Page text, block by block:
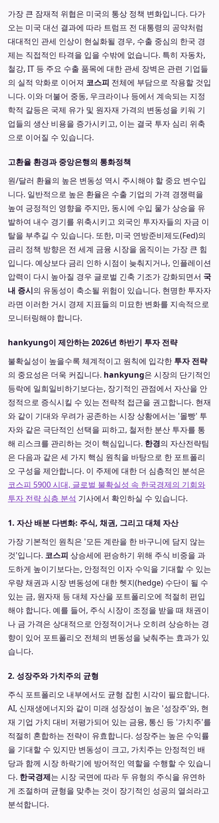
가장 큰 잠재적 위협은 미국의 통상 정책 변화입니다. 다가
오는 미국 대선 결과에 따라 트럼프 전 대통령의 공약처럼
대대적인 관세 인상이 현실화될 경우, 수출 중심의 한국 경
제는 직접적인 타격을 입을 수밖에 없습니다. 특히 자동차,
철강, IT 등 주요 수출 품목에 대한 관세 장벽은 관련 기업들
의 실적 악화로 이어져 코스피 전체에 부담으로 작용할 것입
니다. 이와 더불어 중동, 우크라이나 등에서 계속되는 지정
학적 갈등은 국제 유가 및 원자재 가격의 변동성을 키워 기
업들의 생산 비용을 증가시키고, 이는 결국 투자 심리 위축
으로 이어질 수 있습니다.
고환율 환경과 중앙은행의 통화정책
원/달러 환율의 높은 변동성 역시 주시해야 할 중요 변수입
니다. 일반적으로 높은 환율은 수출 기업의 가격 경쟁력을
높여 긍정적인 영향을 주지만, 동시에 수입 물가 상승을 유
발하여 내수 경기를 위축시키고 외국인 투자자들의 자금 이
탈을 부추길 수 있습니다. 또한, 미국 연방준비제도(Fed)의
금리 정책 방향은 전 세계 금융 시장을 움직이는 가장 큰 힘
입니다. 예상보다 금리 인하 시점이 늦춰지거나, 인플레이션
압력이 다시 높아질 경우 글로벌 긴축 기조가 강화되면서 국
내 증시의 유동성이 축소될 위험이 있습니다. 현명한 투자자
라면 이러한 거시 경제 지표들의 미묘한 변화를 지속적으로
모니터링해야 합니다.
hankyung이 제안하는 2026년 하반기 투자 전략
불확실성이 높을수록 체계적이고 원칙에 입각한 투자 전략
의 중요성은 더욱 커집니다. hankyung은 시장의 단기적인
등락에 일희일비하기보다는, 장기적인 관점에서 자산을 안
정적으로 증식시킬 수 있는 전략적 접근을 권고합니다. 현재
와 같이 기대와 우려가 공존하는 시장 상황에서는 '몰빵' 투
자와 같은 극단적인 선택을 피하고, 철저한 분산 투자를 통
해 리스크를 관리하는 것이 핵심입니다. 한경의 자산전략팀
은 다음과 같은 세 가지 핵심 원칙을 바탕으로 한 포트폴리
오 구성을 제안합니다. 이 주제에 대한 더 심층적인 분석은
코스피 5900 시대, 글로벌 불확실성 속 한국경제의 기회와
투자 전략 심층 분석 기사에서 확인하실 수 있습니다.
1. 자산 배분 다변화: 주식, 채권, 그리고 대체 자산
가장 기본적인 원칙은 '모든 계란을 한 바구니에 담지 않는
것'입니다. 코스피 상승세에 편승하기 위해 주식 비중을 과
도하게 높이기보다는, 안정적인 이자 수익을 기대할 수 있는
우량 채권과 시장 변동성에 대한 헷지(hedge) 수단이 될 수
있는 금, 원자재 등 대체 자산을 포트폴리오에 적절히 편입
해야 합니다. 예를 들어, 주식 시장이 조정을 받을 때 채권이
나 금 가격은 상대적으로 안정적이거나 오히려 상승하는 경
향이 있어 포트폴리오 전체의 변동성을 낮춰주는 효과가 있
습니다.
2. 성장주와 가치주의 균형
주식 포트폴리오 내부에서도 균형 잡힌 시각이 필요합니다.
AI, 신재생에너지와 같이 미래 성장성이 높은 '성장주'와, 현
재 기업 가치 대비 저평가되어 있는 금융, 통신 등 '가치주'를
적절히 혼합하는 전략이 유효합니다. 성장주는 높은 수익률
을 기대할 수 있지만 변동성이 크고, 가치주는 안정적인 배
당과 함께 시장 하락기에 방어적인 역할을 수행할 수 있습니
다. 한국경제는 시장 국면에 따라 두 유형의 주식을 유연하
게 조절하며 균형을 맞추는 것이 장기적인 성공의 열쇠라고
분석합니다.